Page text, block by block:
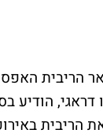
האירופי, מריו
הריבית